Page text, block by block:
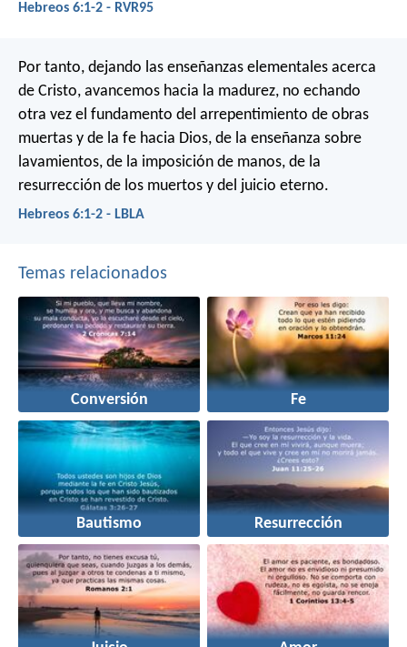
Hebreos 6:1-2 - RVR95
Por tanto, dejando las enseñanzas elementales acerca
de Cristo, avancemos hacia la madurez, no echando
otra vez el fundamento del arrepentimiento de obras
muertas y de la fe hacia Dios, de la enseñanza sobre
lavamientos, de la imposición de manos, de la
resurrección de los muertos y del juicio eterno.
Hebreos 6:1-2 - LBLA
Temas relacionados
Conversión Fe
Bautismo Resurrección